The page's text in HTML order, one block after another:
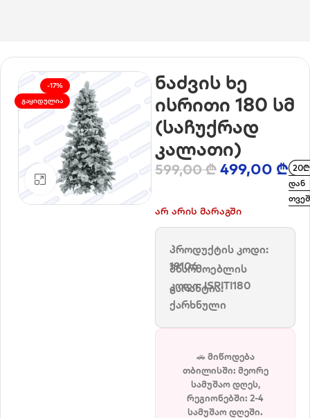
-17%
ᲒᲐᲧᲘᲓᲣᲚᲘᲐ
დააკლიკე გასადიდებლად
ნაძვის ხე
ისრითი 180 სმ
(საჩუქრად
კალათი)
599,00₾ 499,00 ₾
დან
არ არის მარაგში
პროდუქტის კოდი:
19106
მწარმოებლის
კოდი:ISRITI180
გარანტია:
ქარხნული
🚗 მიწოდება
თბილისში: მეორე
სამუშაო დღეს,
რეგიონებში: 2-4
სამუშაო დღეში.